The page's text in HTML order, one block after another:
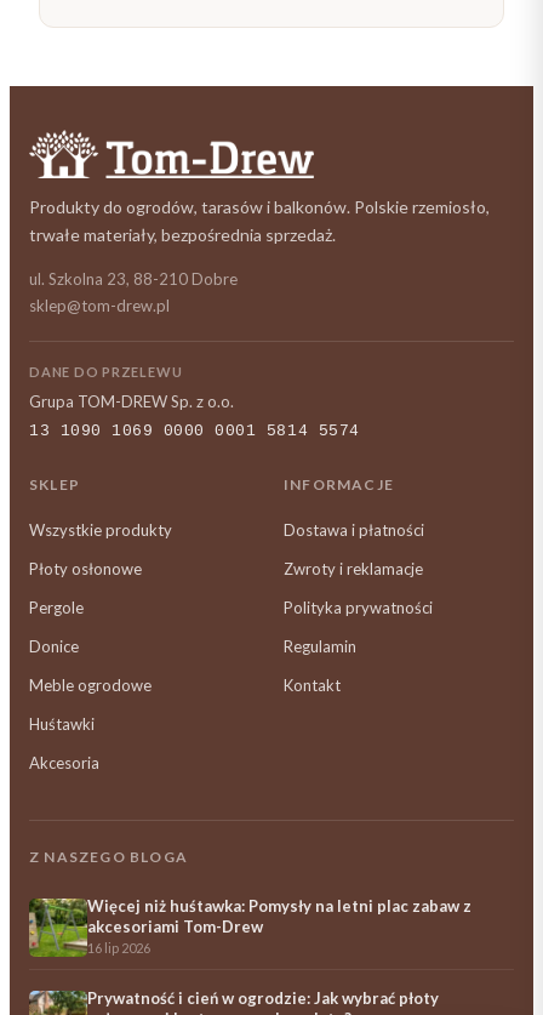
Produkty do ogrodów, tarasów i balkonów. Polskie rzemiosło,
trwałe materiały, bezpośrednia sprzedaż.
ul. Szkolna 23, 88-210 Dobre
sklep@tom-drew.pl
DANE DO PRZELEWU
Grupa TOM-DREW Sp. z o.o.
13 1090 1069 0000 0001 5814 5574
SKLEP
Wszystkie produkty
Płoty osłonowe
Pergole
Donice
Meble ogrodowe
Huśtawki
Akcesoria
INFORMACJE
Dostawa i płatności
Zwroty i reklamacje
Polityka prywatności
Regulamin
Kontakt
Z NASZEGO BLOGA
Więcej niż huśtawka: Pomysły na letni plac zabaw z
akcesoriami Tom-Drew
16 lip 2026
Prywatność i cień w ogrodzie: Jak wybrać płoty